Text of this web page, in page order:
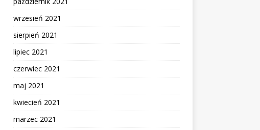
wrzesień 2021
sierpień 2021
lipiec 2021
czerwiec 2021
maj 2021
kwiecień 2021
marzec 2021